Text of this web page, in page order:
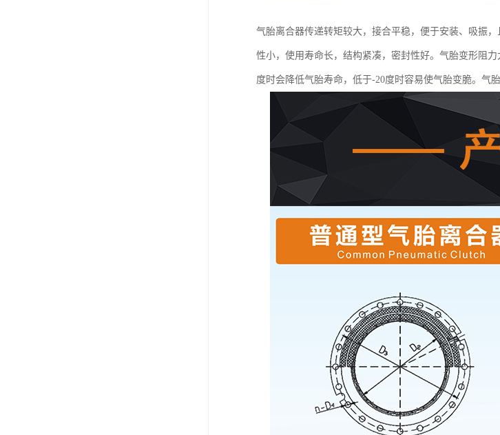
气胎离合器传递转矩较大，接合平稳，便于安装、吸振
性小，使用寿命长，结构紧凑，密封性好。气胎变形阻
度时会降低气胎寿命，低于-20度时容易使气胎变脆。气